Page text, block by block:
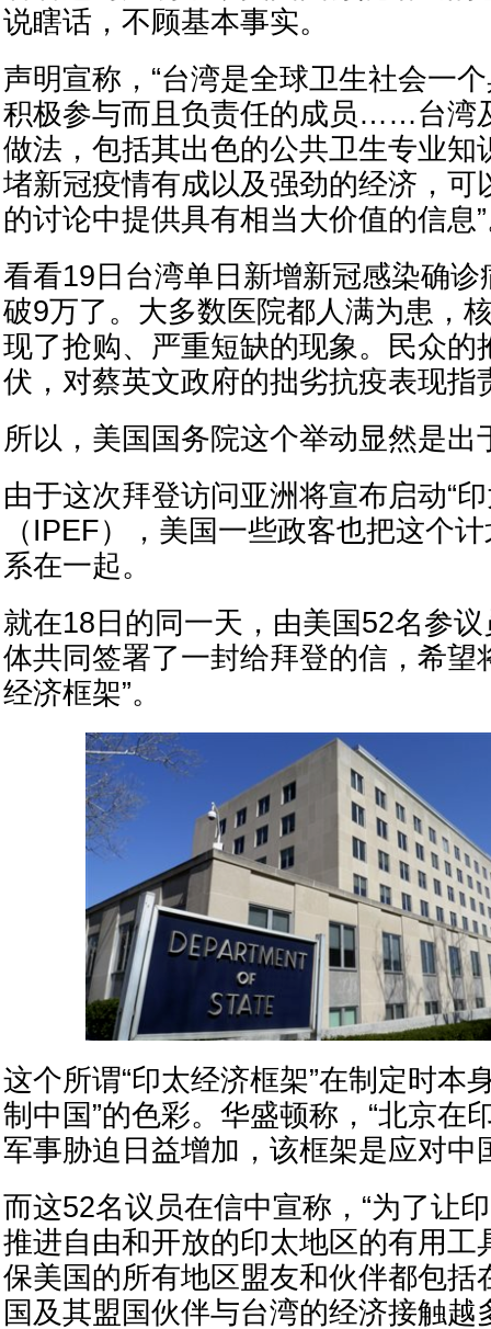
说瞎话，不顾基本事实。
声明宣称，“台湾是全球卫生社会一
积极参与而且负责任的成员……台湾
做法，包括其出色的公共卫生专业知
堵新冠疫情有成以及强劲的经济，可
的讨论中提供具有相当大价值的信息
看看19日台湾单日新增新冠感染确诊
破9万了。大多数医院都人满为患，
现了抢购、严重短缺的现象。民众的
伏，对蔡英文政府的拙劣抗疫表现指
所以，美国国务院这个举动显然是出
由于这次拜登访问亚洲将宣布启动“
（IPEF），美国一些政客也把这个
系在一起。
就在18日的同一天，由美国52名参
体共同签署了一封给拜登的信，希望
经济框架”。
这个所谓“印太经济框架”在制定时本
制中国”的色彩。华盛顿称，“北京在
军事胁迫日益增加，该框架是应对中
而这52名议员在信中宣称，“为了让
推进自由和开放的印太地区的有用
保美国的所有地区盟友和伙伴都包括
国及其盟国伙伴与台湾的经济接触越